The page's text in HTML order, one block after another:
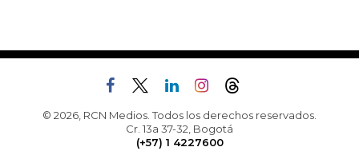
© 2026, RCN Medios. Todos los derechos reservados.
Cr. 13a 37-32, Bogotá
(+57) 1 4227600